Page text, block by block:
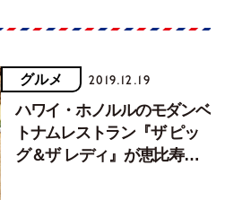
グルメ 2019.12.19
ハワイ・ホノルルのモダンベ
トナムレストラン『ザ ピッ
グ＆ザ レディ』が恵比寿に